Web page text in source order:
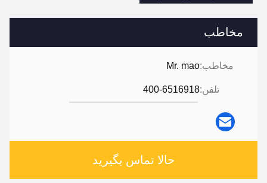
مخاطب
مخاطب:Mr. mao
تلفن:400-6516918
حالا تماس بگیرید